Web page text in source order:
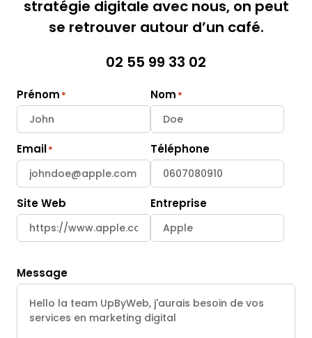
stratégie digitale avec nous, on peut
se retrouver autour d’un café.
02 55 99 33 02
Prénom Nom
Email Téléphone
Site Web Entreprise
Message